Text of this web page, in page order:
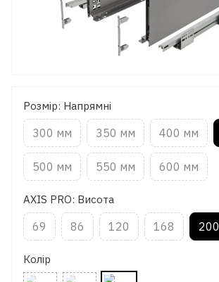
Розмір: Напрямні
300 мм 350 мм 400 мм
500 мм 550 мм 600 мм
AXIS PRO: Висота
69 86 120 168 200
Колір